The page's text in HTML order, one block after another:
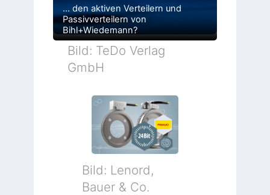
… den aktiven Verteilern und
Passivverteilern von
Bihl+Wiedemann?
Bild: TeDo Verlag
GmbH
Bild: Lenord,
Bauer & Co.